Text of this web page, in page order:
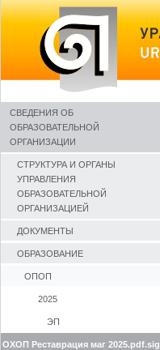
Skip
to
СВЕДЕНИЯ ОБ
ОБРАЗОВАТЕЛЬНОЙ
ОРГАНИЗАЦИИ
СТРУКТУРА И ОРГАНЫ
УПРАВЛЕНИЯ
ОБРАЗОВАТЕЛЬНОЙ
ОРГАНИЗАЦИЕЙ
ДОКУМЕНТЫ
ОБРАЗОВАНИЕ
ОПОП
2025
ЭП
ОХОП Реставрация маг 2025.pdf.sig